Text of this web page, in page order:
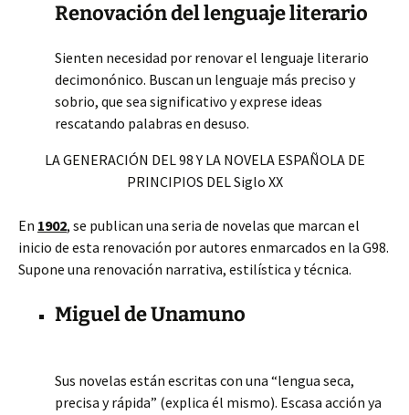
Renovación del lenguaje literario
Sienten necesidad por renovar el lenguaje literario
decimonónico. Buscan un lenguaje más preciso y
sobrio, que sea significativo y exprese ideas
rescatando palabras en desuso.
LA GENERACIÓN DEL 98 Y LA NOVELA ESPAÑOLA DE
PRINCIPIOS DEL Siglo XX
En 1902, se publican una seria de novelas que marcan el
inicio de esta renovación por autores enmarcados en la G98.
Supone una renovación narrativa, estilística y técnica.
Miguel de Unamuno
Sus novelas están escritas con una “lengua seca,
precisa y rápida” (explica él mismo). Escasa acción ya